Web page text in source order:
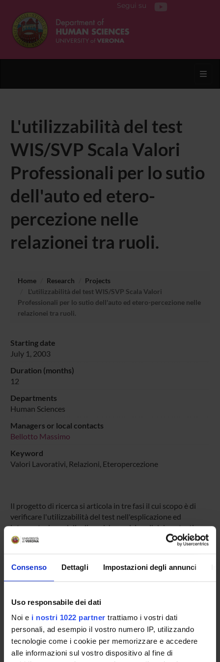
Consenso Dettagli Impostazioni degli annunci
Uso responsabile dei dati
Noi e i nostri 1022 partner trattiamo i vostri dati
personali, ad esempio il vostro numero IP, utilizzando
tecnologie come i cookie per memorizzare e accedere
alle informazioni sul vostro dispositivo al fine di
Segui su
L'utilizzabilità del test
WIS/SVP Scala Valori
Professionali per lo sutio
dell'auto ed etero-
percezione nelle
relazionei tra ruoli.
Home Research
Projects
L'utilizzabilità del test WIS/SVP Scala Valori
Professionali per lo sutio dell'auto ed etero-percezione nelle
relazionei tra ruoli.
Starting date
July 1, 2003
Duration (months)
12
Departments
Human Sciences
Managers or local contacts
Bellotto Massimo
Keyword
Valori Lavorativi, Relazioni, Eteropercezione
Il progetto di ricerca si articola in tre fasi il cui scopo è di
verificare l'utilizzabilità del test nell'esplicazione ed
interpretazione delle dinamiche realzionali dei contesti
organizzativi.
SPONSORS:
Funds:assigned and managed by the department
PROJECT PARTICIPANTS